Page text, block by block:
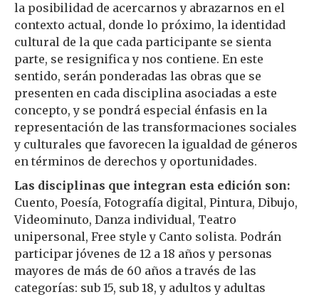
la posibilidad de acercarnos y abrazarnos en el
contexto actual, donde lo próximo, la identidad
cultural de la que cada participante se sienta
parte, se resignifica y nos contiene. En este
sentido, serán ponderadas las obras que se
presenten en cada disciplina asociadas a este
concepto, y se pondrá especial énfasis en la
representación de las transformaciones sociales
y culturales que favorecen la igualdad de géneros
en términos de derechos y oportunidades.
Las disciplinas que integran esta edición son:
Cuento, Poesía, Fotografía digital, Pintura, Dibujo,
Videominuto, Danza individual, Teatro
unipersonal, Free style y Canto solista. Podrán
participar jóvenes de 12 a 18 años y personas
mayores de más de 60 años a través de las
categorías: sub 15, sub 18, y adultos y adultas